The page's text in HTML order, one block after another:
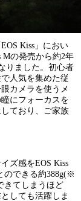
Kiss」におい
Mの発売から約2年
りました。初心者
人気を集めた従
カメラを使うメ
にフォーカスを
ており、ご家族
ズ感をEOS Kiss
のできる約388g(※
きてしまうほど
しても活躍しま